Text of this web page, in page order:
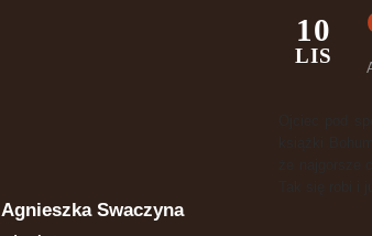
10
LIS
Agnieszka Swaczyna